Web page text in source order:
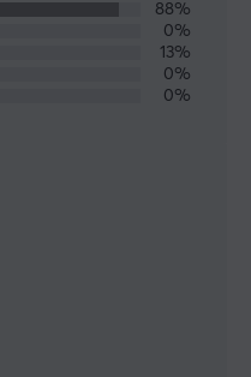
88%
0%
13%
0%
0%